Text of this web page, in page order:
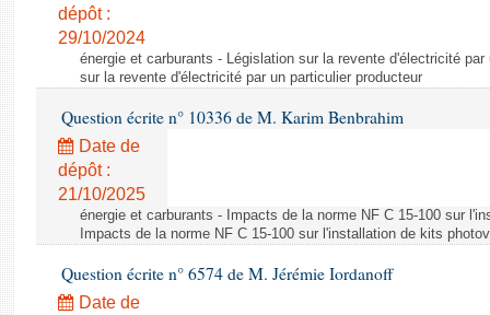
dépôt :
29/10/2024
énergie et carburants - Législation sur la revente d'électricité
sur la revente d'électricité par un particulier producteur
Question écrite n° 10336 de M. Karim Benbrahim
Date de
dépôt :
21/10/2025
énergie et carburants - Impacts de la norme NF C 15-100 sur
Impacts de la norme NF C 15-100 sur l'installation de kits
Question écrite n° 6574 de M. Jérémie Iordanoff
Date de